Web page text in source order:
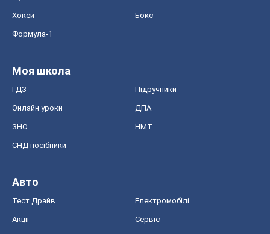
Хокей Бокс
Формула-1
Моя школа
ГДЗ Підручники
Онлайн уроки ДПА
ЗНО НМТ
СНД посібники
Авто
Тест Драйв Електромобілі
Акції Сервіс